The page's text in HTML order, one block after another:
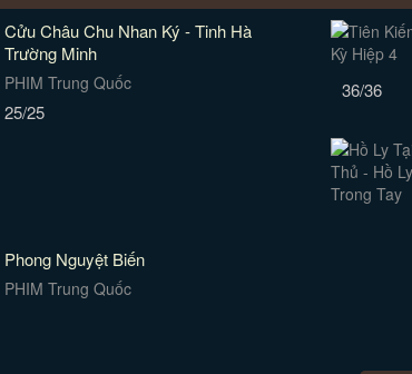
Cửu Châu Chu Nhan Ký - Tinh Hà
Trường Minh
PHIM Trung Quốc
25/25
36/36
Phong Nguyệt Biến
PHIM Trung Quốc